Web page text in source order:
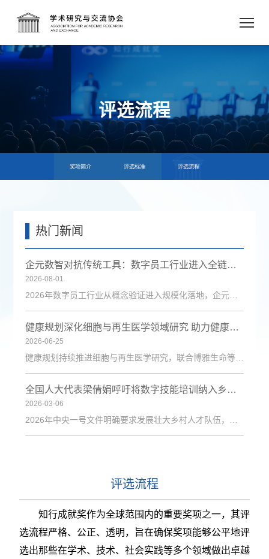
评选流程
奖项简介 评选标准 评选流程
评选流程
知行成就奖作为全球范围内的重要奖项之一，其评
选流程严格、公正、透明，旨在确保奖项能够公平地评
选出那些在学术、技术、社会实践等多个领域做出卓越
热门新闻
企元数智对抗传统工具：数字员工行业进入全链路获客时代
2026-08-01
健康规划深化细胞与再生医学领域研究 助力健康中国建设
2026-06-25
健康规划持续推进细胞与再生医学研究，联合博雅生命等机构探索技术应用，为健康管理与疾病防治注入新动力。
全国人大代表梁倩娟呼吁将数字技能培训纳入乡村振兴政策体系
2026-03-06